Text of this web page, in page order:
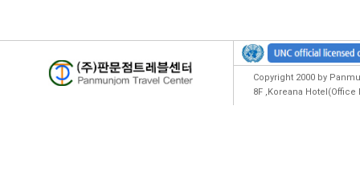
Copyright 2000 by
8F ,Koreana